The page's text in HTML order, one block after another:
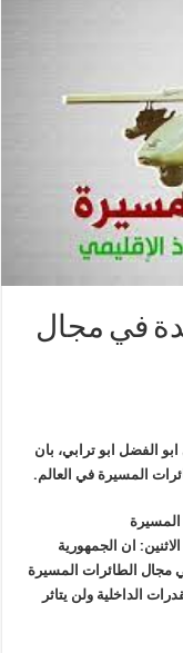
في مجال
الفضل ابو ترابي، بان
المسيرة في العالم.
ان الجمهورية
في مجال الطائرات المسيرة
الداخلية ولن يتاثر